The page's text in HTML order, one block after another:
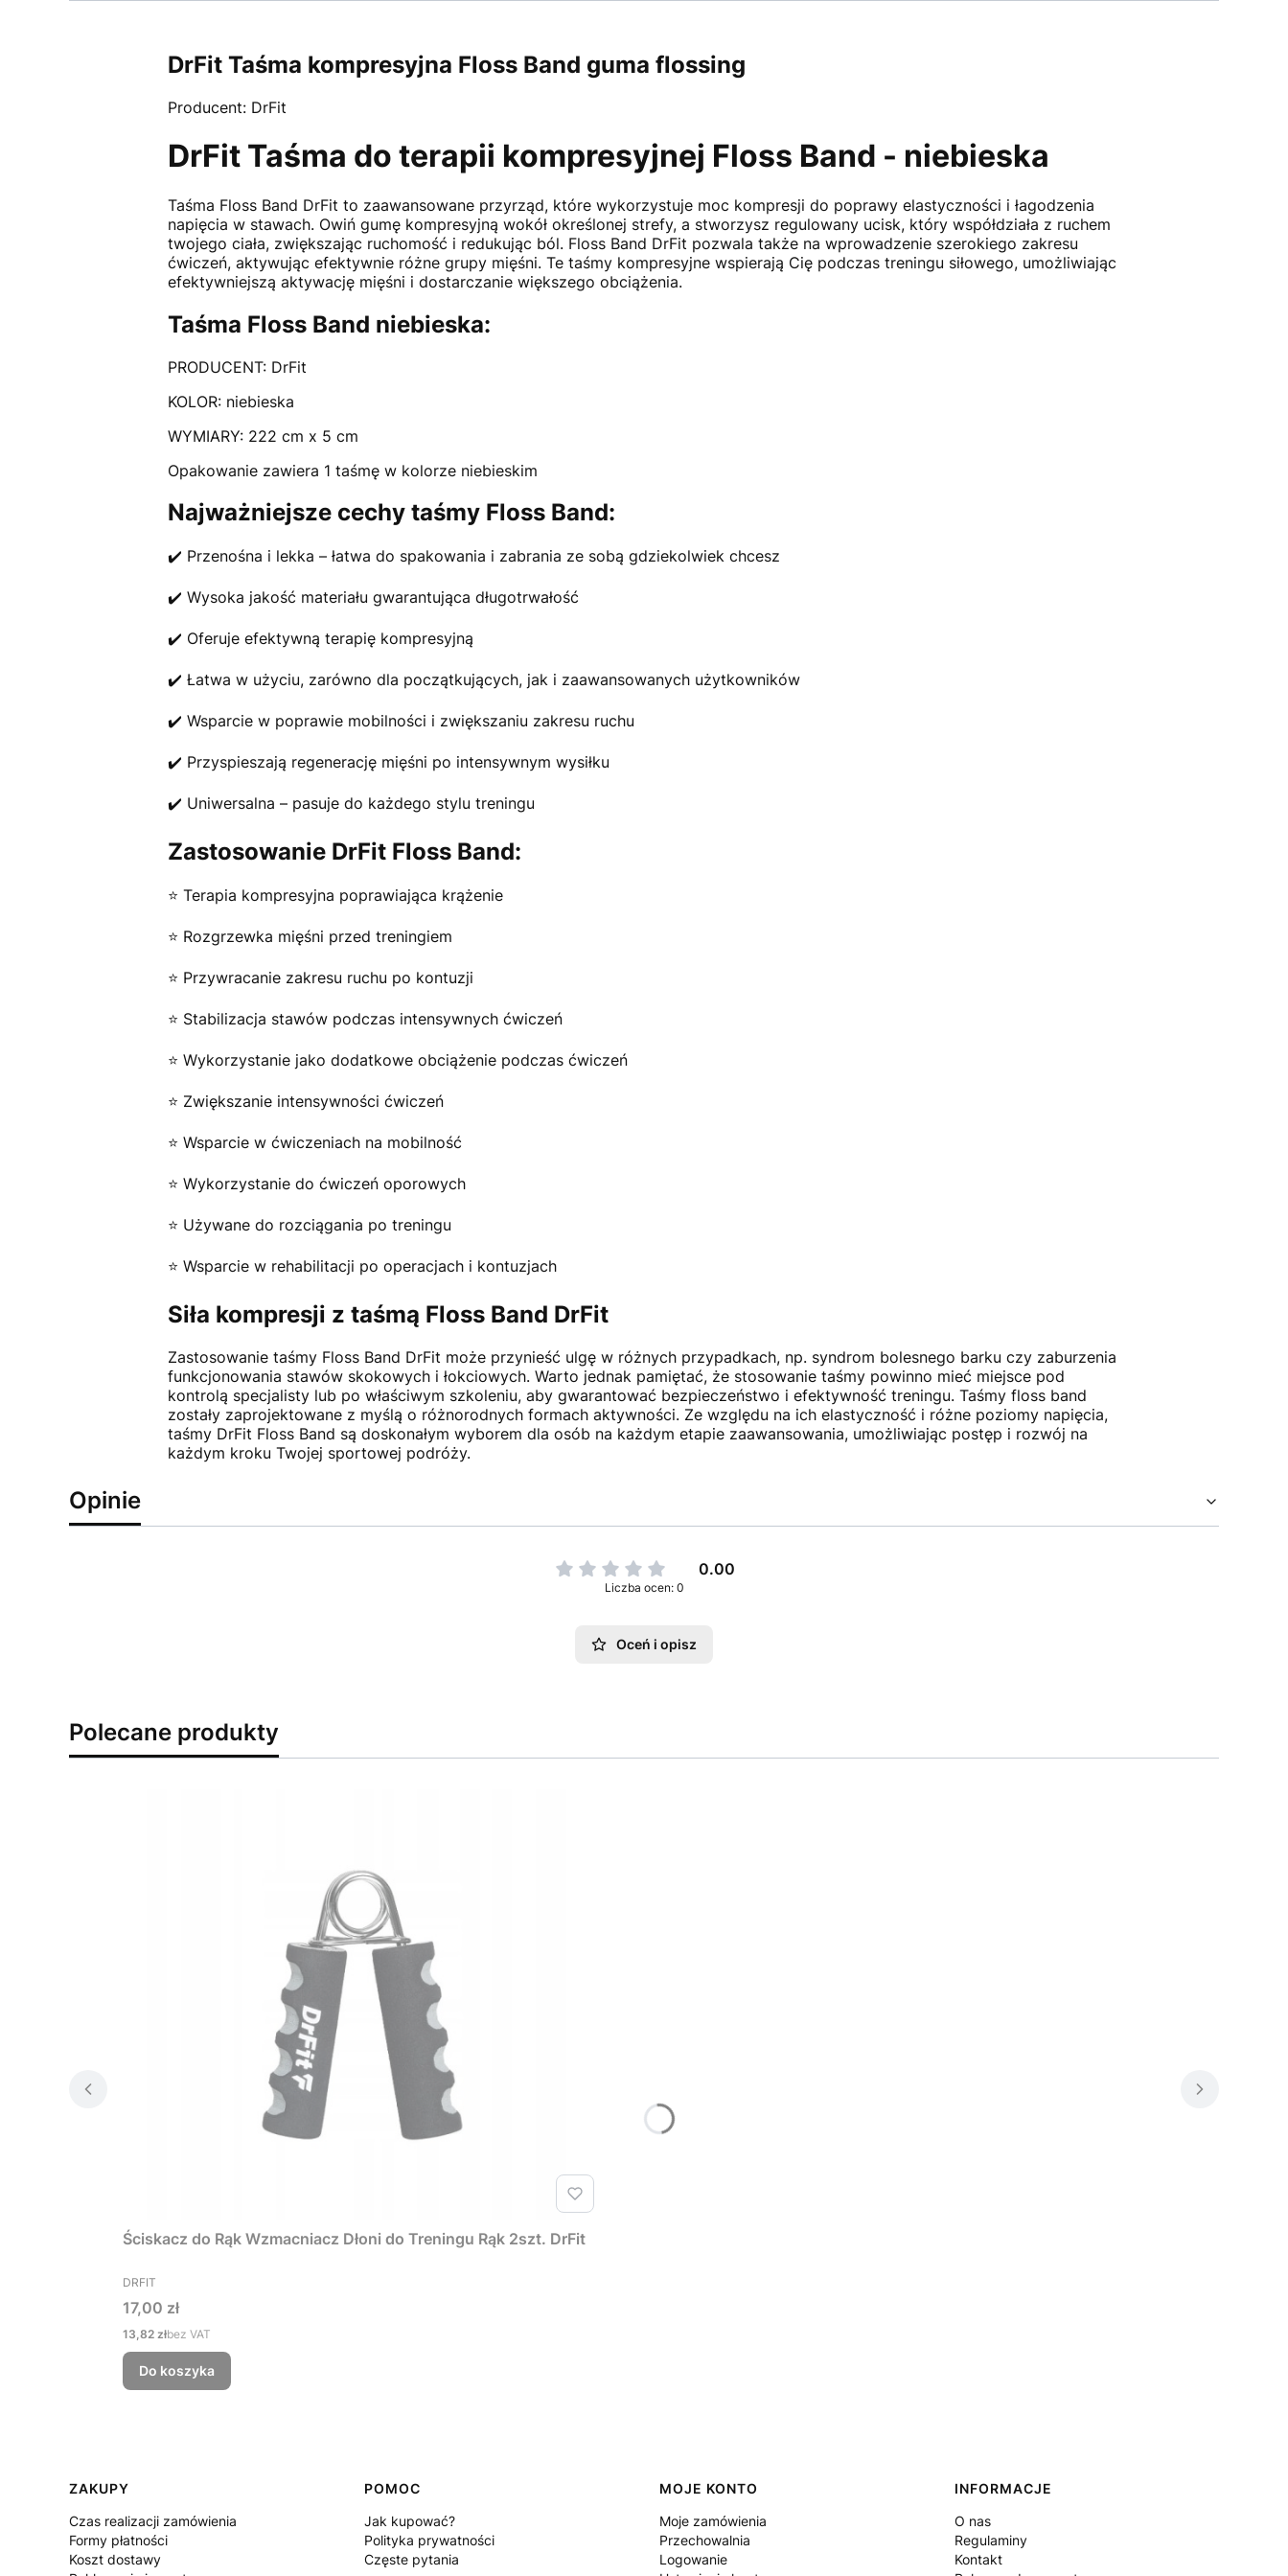
DrFit Taśma kompresyjna Floss Band guma flossing
Producent: DrFit
DrFit Taśma do terapii kompresyjnej Floss Band - niebieska
Taśma Floss Band DrFit to zaawansowane przyrząd, które wykorzystuje moc kompresji do poprawy elastyczności i łagodzenia
napięcia w stawach. Owiń gumę kompresyjną wokół określonej strefy, a stworzysz regulowany ucisk, który współdziała z ruchem
twojego ciała, zwiększając ruchomość i redukując ból. Floss Band DrFit pozwala także na wprowadzenie szerokiego zakresu
ćwiczeń, aktywując efektywnie różne grupy mięśni. Te taśmy kompresyjne wspierają Cię podczas treningu siłowego, umożliwiając
efektywniejszą aktywację mięśni i dostarczanie większego obciążenia.
Taśma Floss Band niebieska:
PRODUCENT: DrFit
KOLOR: niebieska
WYMIARY: 222 cm x 5 cm
Opakowanie zawiera 1 taśmę w kolorze niebieskim
Najważniejsze cechy taśmy Floss Band:
✔️ Przenośna i lekka – łatwa do spakowania i zabrania ze sobą gdziekolwiek chcesz
✔️ Wysoka jakość materiału gwarantująca długotrwałość
✔️ Oferuje efektywną terapię kompresyjną
✔️ Łatwa w użyciu, zarówno dla początkujących, jak i zaawansowanych użytkowników
✔️ Wsparcie w poprawie mobilności i zwiększaniu zakresu ruchu
✔️ Przyspieszają regenerację mięśni po intensywnym wysiłku
✔️ Uniwersalna – pasuje do każdego stylu treningu
Zastosowanie DrFit Floss Band:
⭐️ Terapia kompresyjna poprawiająca krążenie
⭐️ Rozgrzewka mięśni przed treningiem
⭐️ Przywracanie zakresu ruchu po kontuzji
⭐️ Stabilizacja stawów podczas intensywnych ćwiczeń
⭐️ Wykorzystanie jako dodatkowe obciążenie podczas ćwiczeń
⭐️ Zwiększanie intensywności ćwiczeń
⭐️ Wsparcie w ćwiczeniach na mobilność
⭐️ Wykorzystanie do ćwiczeń oporowych
⭐️ Używane do rozciągania po treningu
⭐️ Wsparcie w rehabilitacji po operacjach i kontuzjach
Siła kompresji z taśmą Floss Band DrFit
Zastosowanie taśmy Floss Band DrFit może przynieść ulgę w różnych przypadkach, np. syndrom bolesnego barku czy zaburzenia
funkcjonowania stawów skokowych i łokciowych. Warto jednak pamiętać, że stosowanie taśmy powinno mieć miejsce pod
kontrolą specjalisty lub po właściwym szkoleniu, aby gwarantować bezpieczeństwo i efektywność treningu. Taśmy floss band
zostały zaprojektowane z myślą o różnorodnych formach aktywności. Ze względu na ich elastyczność i różne poziomy napięcia,
taśmy DrFit Floss Band są doskonałym wyborem dla osób na każdym etapie zaawansowania, umożliwiając postęp i rozwój na
każdym kroku Twojej sportowej podróży.
Opinie
0.00
Liczba ocen: 0
Oceń i opisz
Polecane produkty
Ściskacz do Rąk Wzmacniacz Dłoni do Treningu Rąk 2szt. DrFit
PRODUCENT
DRFIT
Cena
17,00 zł
Cena
13,82 złbez VAT
Do koszyka
Linki w stopce
ZAKUPY
Czas realizacji zamówienia
Formy płatności
Koszt dostawy
POMOC
Jak kupować?
Polityka prywatności
Częste pytania
MOJE KONTO
Moje zamówienia
Przechowalnia
Logowanie
INFORMACJE
O nas
Regulaminy
Kontakt